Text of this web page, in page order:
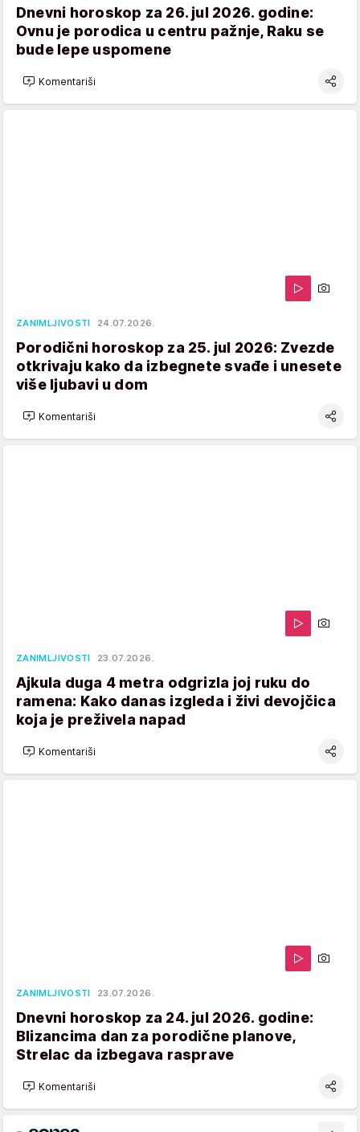
Dnevni horoskop za 26. jul 2026. godine:
Ovnu je porodica u centru pažnje, Raku se
bude lepe uspomene
Komentariši
ZANIMLJIVOSTI 24.07.2026.
Porodični horoskop za 25. jul 2026: Zvezde
otkrivaju kako da izbegnete svađe i unesete
više ljubavi u dom
Komentariši
ZANIMLJIVOSTI 23.07.2026.
Ajkula duga 4 metra odgrizla joj ruku do
ramena: Kako danas izgleda i živi devojčica
koja je preživela napad
Komentariši
ZANIMLJIVOSTI 23.07.2026.
Dnevni horoskop za 24. jul 2026. godine:
Blizancima dan za porodične planove,
Strelac da izbegava rasprave
Komentariši